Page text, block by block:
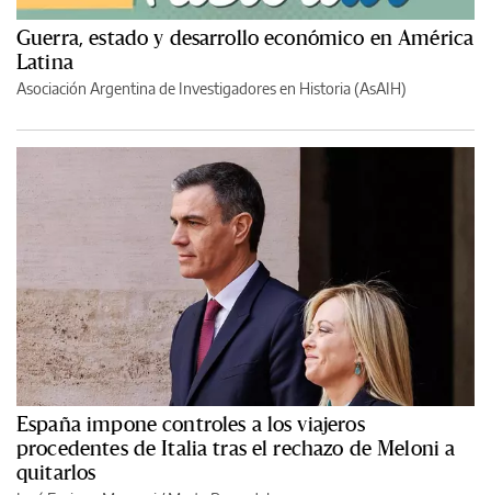
Guerra, estado y desarrollo económico en América
Latina
Asociación Argentina de Investigadores en Historia (AsAIH)
España impone controles a los viajeros
procedentes de Italia tras el rechazo de Meloni a
quitarlos